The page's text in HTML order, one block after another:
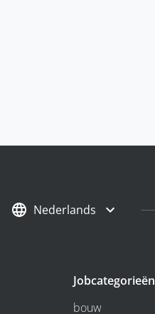
Nederlands
Jobcategorieën
bouw